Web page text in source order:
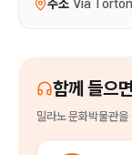
주소 Via
함께 들으
밀라노 문화박물관을